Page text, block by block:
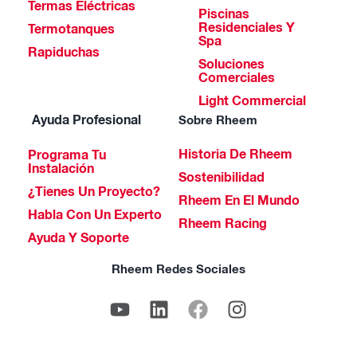
Termas Eléctricas
Termotanques
Rapiduchas
Piscinas
Residenciales Y
Spa
Soluciones
Comerciales
Light Commercial
Ayuda Profesional
Programa Tu
Instalación
¿Tienes Un Proyecto?
Habla Con Un Experto
Ayuda Y Soporte
Sobre Rheem
Historia De Rheem
Sostenibilidad
Rheem En El Mundo
Rheem Racing
Rheem Redes Sociales